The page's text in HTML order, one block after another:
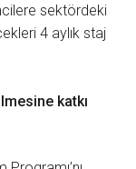
sektördeki
4 aylık staj
katkı